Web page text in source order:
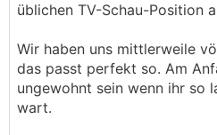
üblichen TV-Schau-Position
Wir haben uns mittlerweile
das passt perfekt so. Am
ungewohnt sein wenn ihr so
wart.